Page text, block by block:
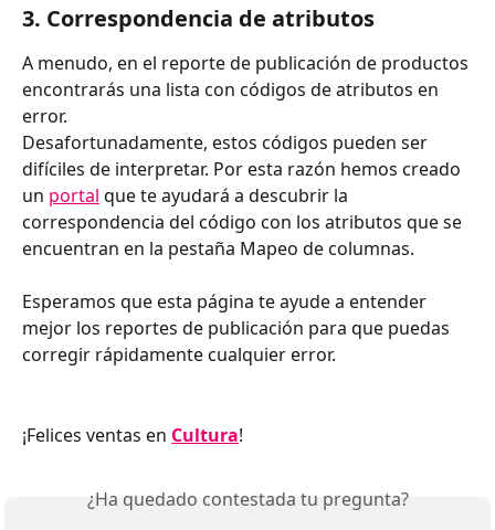
3. Correspondencia de atributos
A menudo, en el reporte de publicación de productos
encontrarás una lista con códigos de atributos en
error.
Desafortunadamente, estos códigos pueden ser
difíciles de interpretar. Por esta razón hemos creado
un portal que te ayudará a descubrir la
correspondencia del código con los atributos que se
encuentran en la pestaña Mapeo de columnas.
Esperamos que esta página te ayude a entender
mejor los reportes de publicación para que puedas
corregir rápidamente cualquier error.
¡Felices ventas en Cultura!
¿Ha quedado contestada tu pregunta?